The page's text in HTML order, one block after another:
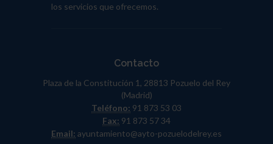
los servicios que ofrecemos.
Contacto
Plaza de la Constitución 1, 28813 Pozuelo del Rey
(Madrid)
Teléfono: 91 873 53 03
Fax: 91 873 57 34
Email: ayuntamiento@ayto-pozuelodelrey.es